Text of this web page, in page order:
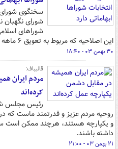
سخنگوی
شورای نگهبان
این اصلاحیه که مربوط به تعویق ۶ ماهه انتخابات است،
۳۰ بهمن ۰۳ - ۱۸:۴۰
قالیباف:
مردم ایران
کرده‌اند
رئیس مجلس
روحیه مردم عزیز و قدرتمند ماست
و یکپارچه هستند، هرچند ممکن است
داشته باشند.
۲۱ بهمن ۰۳ - ۲۱:۰۰